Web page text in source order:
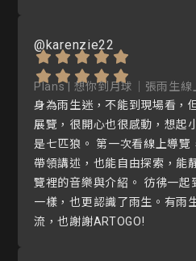
@karenzie22
Plans | 想你到月球｜張雨生線
身為雨生迷，不能到現場看，
展覽，很開心也很感動，想起
是七匹狼。 第一次看線上導覽
帶領講述，也能自由探索，能
覽裡的音樂與介紹。 彷彿一起
一樣，也更認識了雨生。有雨
流，也謝謝ARTOGO!